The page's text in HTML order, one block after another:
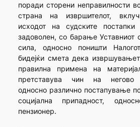
поради сторени неправилности
страна на извршителот,
исходот на судските
задоволен, со барање Уставниот
сила, односно поништи
бидејќи смета дека
правилна примена на
претставува чин на негово
односно различно постапување
социјална припадност,
пензионер.